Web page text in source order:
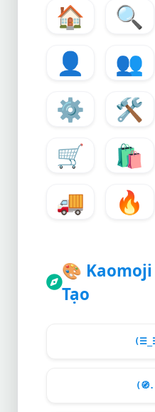
🏠 🔍
👤
👥
⚙
🛠
🛒
🛍
🚚
🔥
🎨
Tạo
( 🧭.